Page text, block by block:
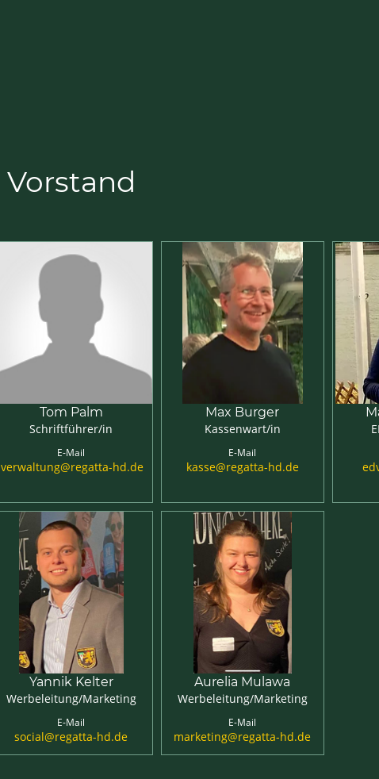
Vorstand
Tom Palm
Schriftführer/in
E-Mail
verwaltung@regatta-hd.de
Max Burger
Kassenwart/in
E-Mail
kasse@regatta-hd.de
Yannik Kelter
Werbeleitung/Marketing
E-Mail
social@regatta-hd.de
Aurelia Mulawa
Werbeleitung/Marketing
E-Mail
marketing@regatta-hd.de